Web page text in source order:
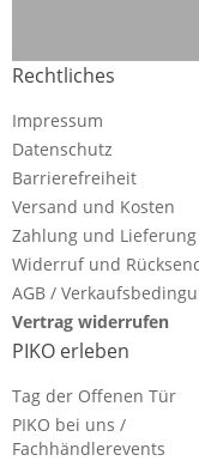
Rechtliches
Impressum
Datenschutz
Barrierefreiheit
Versand und Kosten
Zahlung und Lieferung
Widerruf und
AGB /
Vertrag widerrufen
PIKO erleben
Tag der Offenen Tür
PIKO bei uns /
Fachhändlerevents